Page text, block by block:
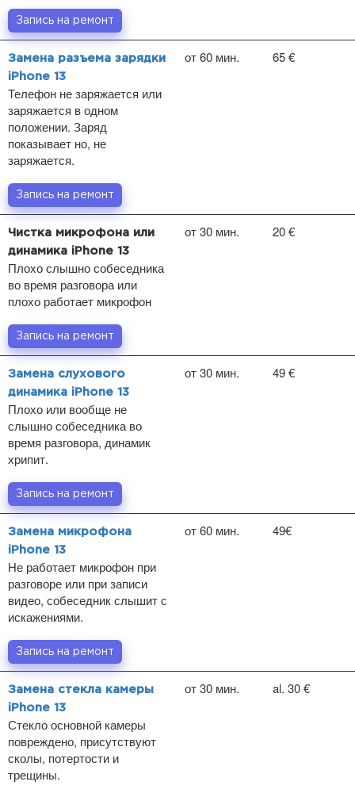
Запись на ремонт
Замена разъема зарядки
iPhone 13
Телефон не заряжается или
заряжается в одном
положении. Заряд
показывает но, не
заряжается.
от 60 мин. 65 €
Запись на ремонт
Чистка микрофона или
динамика iPhone 13
Плохо слышно собеседника
во время разговора или
плохо работает микрофон
от 30 мин. 20 €
Запись на ремонт
Замена слухового
динамика iPhone 13
Плохо или вообще не
слышно собеседника во
время разговора, динамик
хрипит.
от 30 мин. 49 €
Запись на ремонт
Замена микрофона
iPhone 13
Не работает микрофон при
разговоре или при записи
видео, собеседник слышит с
искажениями.
от 60 мин. 49€
Запись на ремонт
Замена стекла камеры
iPhone 13
Стекло основной камеры
повреждено, присутствуют
сколы, потертости и
трещины.
от 30 мин. al. 30 €